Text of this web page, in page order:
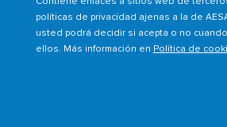
políticas de privacidad ajenas a la de
usted podrá decidir si acepta o no
ellos. Más información en Política de
ayuda
a
la
Empleo público
Fecha de la convocatoria